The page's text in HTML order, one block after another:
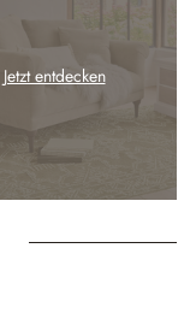
Jetzt entdecken